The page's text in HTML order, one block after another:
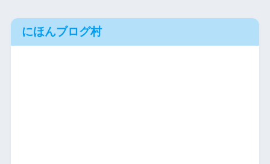
にほんブログ村